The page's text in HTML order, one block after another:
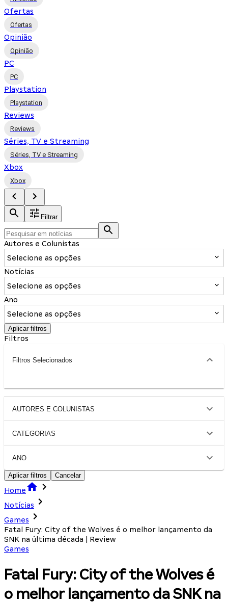
Ofertas
Ofertas
Opinião
Opinião
PC
PC
Playstation
Playstation
Reviews
Reviews
Séries, TV e Streaming
Séries, TV e Streaming
Xbox
Xbox
Filtrar
Autores e Colunistas
Selecione as opções
Notícias
Selecione as opções
Ano
Selecione as opções
Aplicar filtros
Filtros
Filtros Selecionados
AUTORES E COLUNISTAS
CATEGORIAS
ANO
Aplicar filtros Cancelar
Home
Notícias
Games
Fatal Fury: City of the Wolves é o melhor lançamento da
SNK na última década | Review
Games
Fatal Fury: City of the Wolves é
o melhor lançamento da SNK na